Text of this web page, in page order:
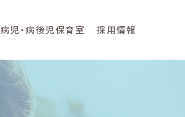
病児・病後児保育室 採用情報